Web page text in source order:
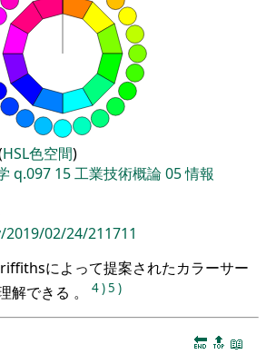
HSL色空間)
q.097 15工業技術概論05情報
02/24/211711
によって提案されたカラーサー
解できる 。
4)5 )
🔚 🔝 📖